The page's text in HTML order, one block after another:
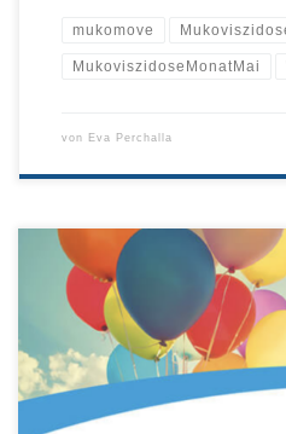
mukomove
MukoviszidoseMonatMai
von Eva Perchalla
Unser Bundesverband hat dieses
Mai als Aufmerksamkeitsmonat für
Wir sind dabei.